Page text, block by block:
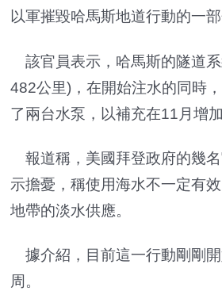
以軍摧毀哈馬斯地道行動的一部
該官員表示，哈馬斯的隧道
482公里)，在開始注水的同時
了兩台水泵，以補充在11月增
報道稱，美國拜登政府的幾
示擔憂，稱使用海水不一定有
地帶的淡水供應。
據介紹，目前這一行動剛剛
周。